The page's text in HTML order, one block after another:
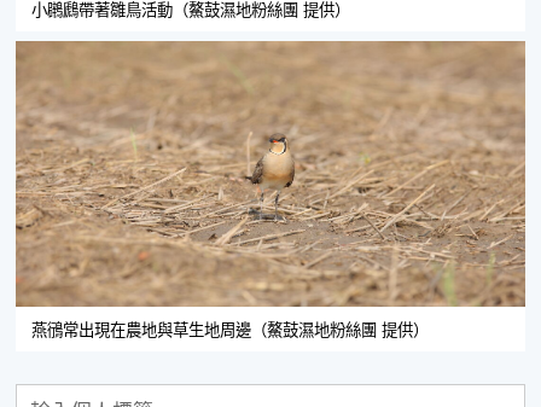
小鸊鷉帶著雛鳥活動（鰲鼓濕地粉絲團 提供）
燕鴴常出現在農地與草生地周邊（鰲鼓濕地粉絲團 提供）